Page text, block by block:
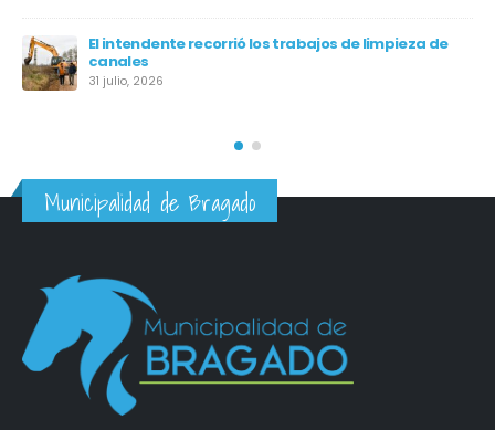
El intendente recorrió los trabajos de limpieza de
canales
31 julio, 2026
Municipalidad de Bragado